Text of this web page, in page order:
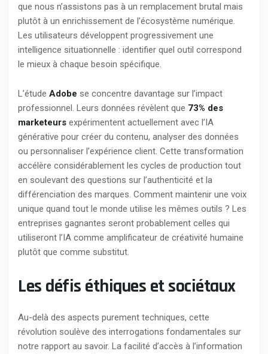
que nous n’assistons pas à un remplacement brutal mais
plutôt à un enrichissement de l’écosystème numérique.
Les utilisateurs développent progressivement une
intelligence situationnelle : identifier quel outil correspond
le mieux à chaque besoin spécifique.
L’étude Adobe se concentre davantage sur l’impact
professionnel. Leurs données révèlent que 73% des
marketeurs expérimentent actuellement avec l’IA
générative pour créer du contenu, analyser des données
ou personnaliser l’expérience client. Cette transformation
accélère considérablement les cycles de production tout
en soulevant des questions sur l’authenticité et la
différenciation des marques. Comment maintenir une voix
unique quand tout le monde utilise les mêmes outils ? Les
entreprises gagnantes seront probablement celles qui
utiliseront l’IA comme amplificateur de créativité humaine
plutôt que comme substitut.
Les défis éthiques et sociétaux
Au-delà des aspects purement techniques, cette
révolution soulève des interrogations fondamentales sur
notre rapport au savoir. La facilité d’accès à l’information